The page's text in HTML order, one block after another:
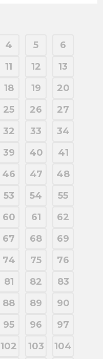
4 5
6
11 12
13
18 19
20
25 26
27
32 33
34
39 40
41
46 47
48
53 54
55
60 61
62
67 68
69
74 75
76
81 82
83
88 89
90
95 96
97
102 103
104